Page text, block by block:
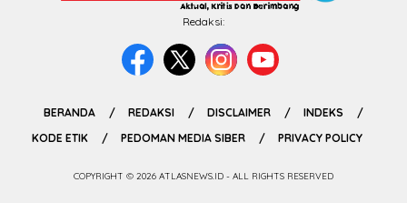
Redaksi:
BERANDA REDAKSI DISCLAIMER
INDEKS
KODE ETIK
PEDOMAN MEDIA SIBER PRIVACY POLICY
COPYRIGHT © 2026 ATLASNEWS.ID - ALL RIGHTS RESERVED